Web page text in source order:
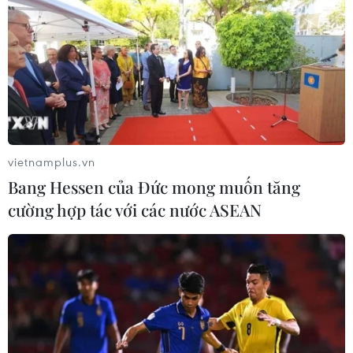
của bị cáo Nguyễn Đăng Thuyết hoặc của quản
lý cấp trên.
Cụ thể, nhóm bị cáo này kê khai trên 2 hệ thống
sổ sách kế toán gồm hệ thống sổ sách thực tế thu
chi và hệ thống sử dụng để báo cáo thuế nhằm
làm giảm doanh thu, giảm số thuế phải nộp.
Đồng thời, các bị cáo còn thực hiện việc mua
bán hóa đơn để kê khai khống chi phí đầu vào.
Liên quan đến hành vi mua bán hóa đơn này,
một loạt các bị cáo là chủ doanh nghiệp, chủ hộ
kinh doanh bị xét xử về tội In, phát hành, mua
bán trái phép hóa đơn, chứng từ thu nộp ngân
sách nhà nước./.
vietnamplus.vn
Bang Hessen của Đức mong muốn tăng
cường hợp tác với các nước ASEAN